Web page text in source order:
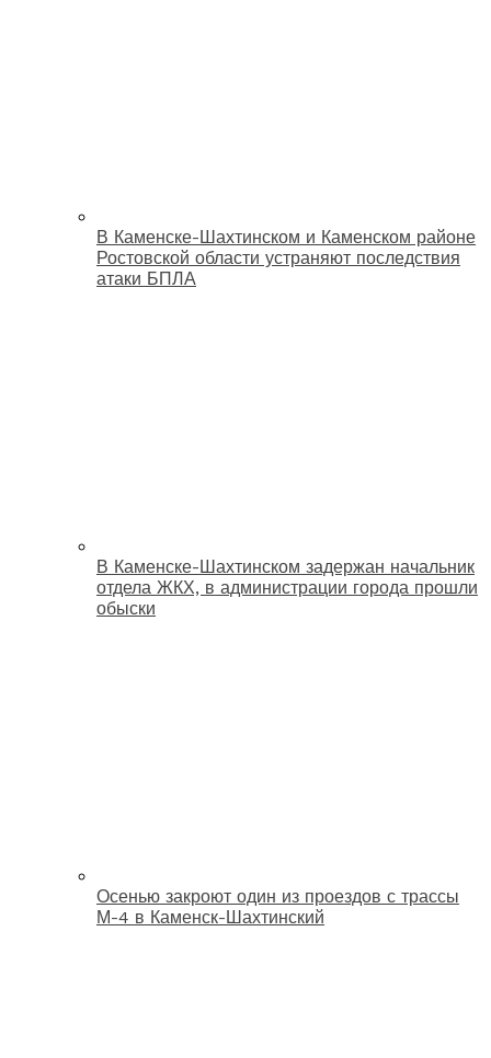
В Каменске-Шахтинском и Каменском районе
Ростовской области устраняют последствия
атаки БПЛА
В Каменске-Шахтинском задержан начальник
отдела ЖКХ, в администрации города прошли
обыски
Осенью закроют один из проездов с трассы
М-4 в Каменск-Шахтинский